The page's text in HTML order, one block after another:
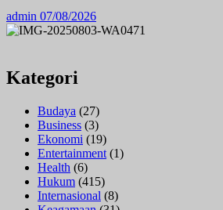
admin 07/08/2026
Kategori
Budaya (27)
Business (3)
Ekonomi (19)
Entertainment (1)
Health (6)
Hukum (415)
Internasional (8)